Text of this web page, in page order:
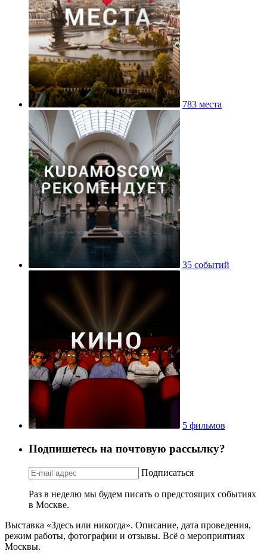
783 места
35 событий
5 фильмов
Подпишетесь на почтовую рассылку?
Подписаться
Раз в неделю мы будем писать о предстоящих событиях
в Москве.
Выставка «Здесь или никогда». Описание, дата проведения,
режим работы, фотографии и отзывы. Всё о мероприятиях
Москвы.